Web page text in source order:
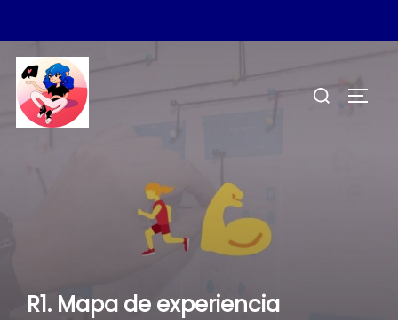
Saltar
contenido
Buscar:
R1. Mapa de experiencia